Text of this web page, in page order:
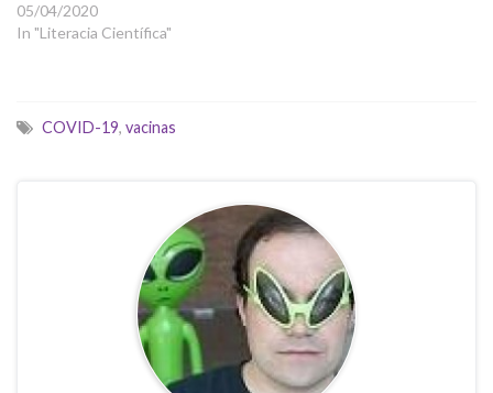
05/04/2020
In "Literacia Científica"
COVID-19, vacinas